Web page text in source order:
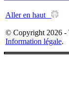
Aller en haut
© Copyright 2026 -
Information légale.